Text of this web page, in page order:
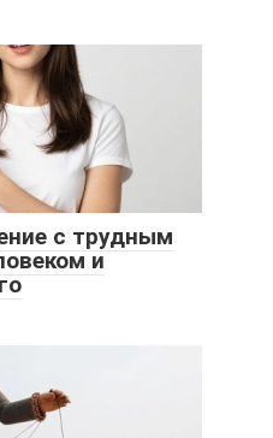
с трудным
и